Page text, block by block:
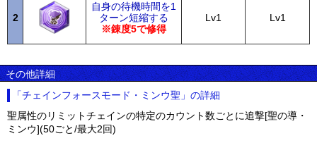
2
自身の待機時間を1
ターン短縮する
※錬度5で修得
Lv1 Lv1
その他詳細
「チェインフォースモード・ミンウ聖」の詳細
聖属性のリミットチェインの特定のカウント数ごとに追撃[聖の導・
ミンウ](50ごと/最大2回)